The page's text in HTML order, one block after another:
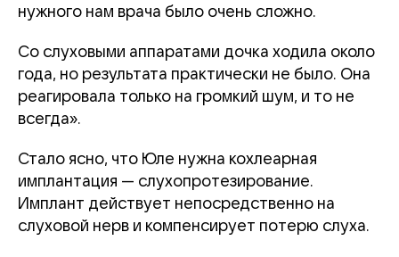
нужного нам врача было очень сложно.
Со слуховыми аппаратами дочка ходила около
года, но результата практически не было. Она
реагировала только на громкий шум, и то не
всегда».
Стало ясно, что Юле нужна кохлеарная
имплантация — слухопротезирование.
Имплант действует непосредственно на
слуховой нерв и компенсирует потерю слуха.